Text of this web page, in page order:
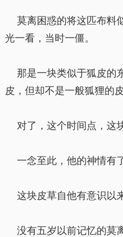
莫离困惑的将这匹布料
光一看，当时一僵。
那是一块类似于狐皮
皮，但却不是一般狐狸的皮
对了，这个时间点，这
一念至此，他的神情有
这块皮草自他有意识以
没有五岁以前记忆的莫